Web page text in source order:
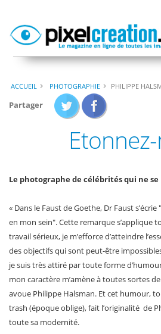
ACCUEIL PHOTOGRAPHIE PHILIPPE
Partager
Le photographe de célébrités qui ne
« Dans le Faust de Goethe, Dr Faust
en mon sein". Cette remarque s’applique
travail sérieux, je m’efforce d’atteindre
des objectifs qui sont peut-être
je suis très attiré par toute forme
mon caractère m’amène à toutes sortes
avoue Philippe Halsman. Et cet humour,
trash (époque oblige), fait l’originalité de
toute sa modernité.